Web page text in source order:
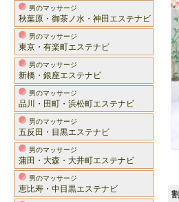
男のマッサージ
秋葉原・御茶ノ水・神田エステナビ
男のマッサージ
東京・有楽町エステナビ
男のマッサージ
新橋・銀座エステナビ
男のマッサージ
品川・田町・浜松町エステナビ
男のマッサージ
五反田・目黒エステナビ
男のマッサージ
蒲田・大森・大井町エステナビ
男のマッサージ
恵比寿・中目黒エステナビ